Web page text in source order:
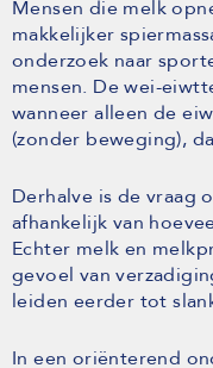
Mensen die melk
makkelijker
onderzoek naar
mensen. De wei-
wanneer alleen de
(zonder beweging),
Derhalve is de vraag
afhankelijk van
Echter melk en
gevoel van
leiden eerder tot
In een oriënterend